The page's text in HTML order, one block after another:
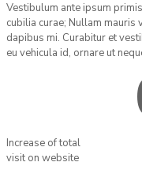
Vestibulum ante ipsum
cubilia curae; Nullam mauris
dapibus mi. Curabitur et
eu vehicula id, ornare ut
Increase of total
visit on website